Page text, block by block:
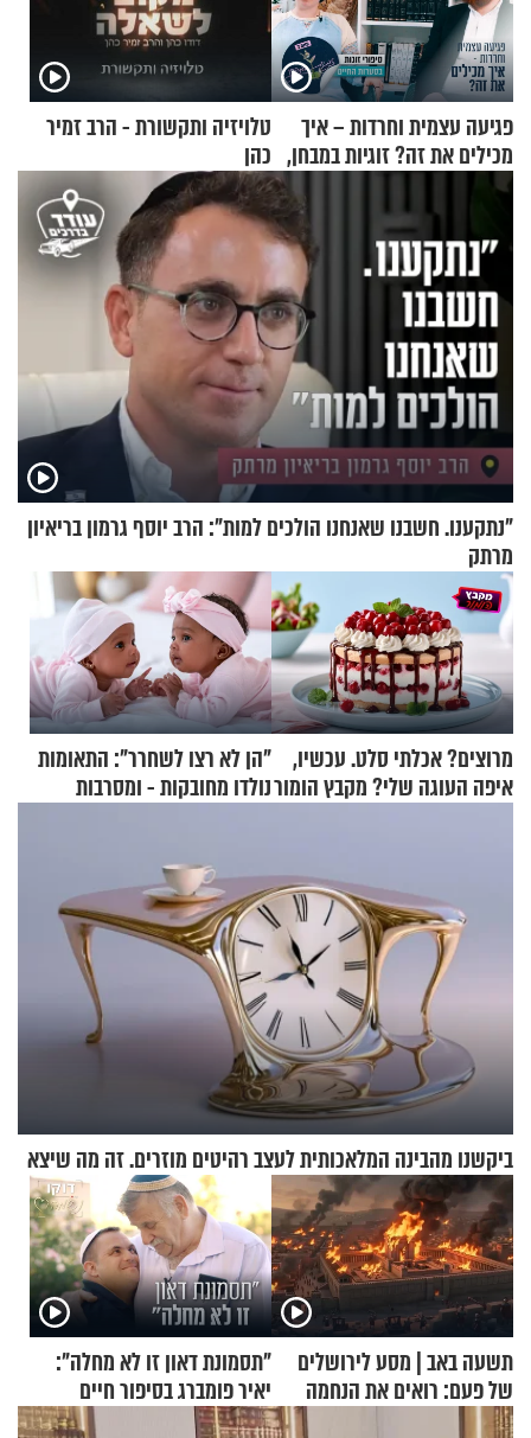
פגיעה עצמית וחרדות – איך
מכילים את זה? זוגיות במבחן,
הפעם עם יהודית ואלתר כהן
טלויזיה ותקשורת - הרב זמיר
כהן
"נתקענו. חשבנו שאנחנו הולכים למות": הרב יוסף גרמון בריאיון
מרתק
מרוצים? אכלתי סלט. עכשיו,
איפה העוגה שלי? מקבץ הומור
"הן לא רצו לשחרר": התאומות
נולדו מחובקות - ומסרבות
ביקשנו מהבינה המלאכותית לעצב רהיטים מוזרים. זה מה שיצא
תשעה באב | מסע לירושלים
של פעם: רואים את הנחמה
"תסמונת דאון זו לא מחלה":
יאיר פומברג בסיפור חיים
מעורר השראה